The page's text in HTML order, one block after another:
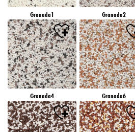
Granada1 Granada2
Granada4 Granada6